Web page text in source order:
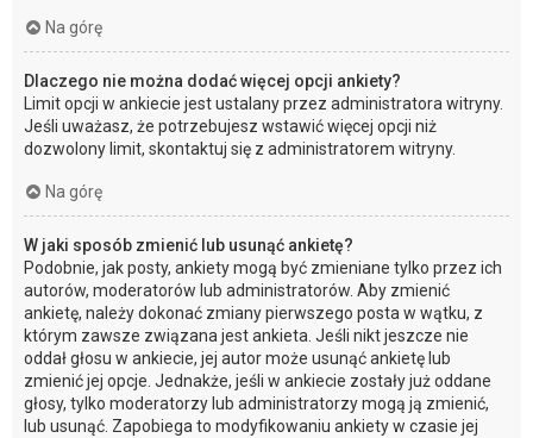
Na górę
Dlaczego nie można dodać więcej opcji ankiety?
Limit opcji w ankiecie jest ustalany przez administratora witryny.
Jeśli uważasz, że potrzebujesz wstawić więcej opcji niż
dozwolony limit, skontaktuj się z administratorem witryny.
Na górę
W jaki sposób zmienić lub usunąć ankietę?
Podobnie, jak posty, ankiety mogą być zmieniane tylko przez ich
autorów, moderatorów lub administratorów. Aby zmienić
ankietę, należy dokonać zmiany pierwszego posta w wątku, z
którym zawsze związana jest ankieta. Jeśli nikt jeszcze nie
oddał głosu w ankiecie, jej autor może usunąć ankietę lub
zmienić jej opcje. Jednakże, jeśli w ankiecie zostały już oddane
głosy, tylko moderatorzy lub administratorzy mogą ją zmienić,
lub usunąć. Zapobiega to modyfikowaniu ankiety w czasie jej